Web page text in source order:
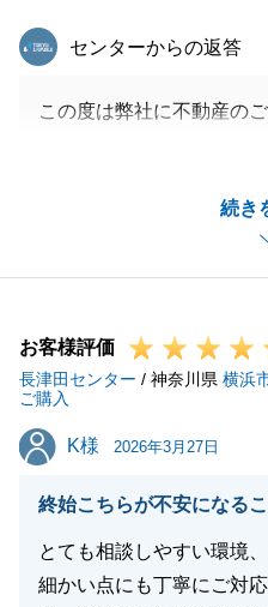
続き
東急リバブル
センターからの返答
この度は弊社に不動産の
H様にはご売却、ご購入
だき大変感謝しておりま
お客様評価
長津田センター / 神奈川県 横浜
ご購入
K様
K様 2026年3月27日
終始こちらが不安になる
とても相談しやすい環境
細かい点にも丁寧にご対